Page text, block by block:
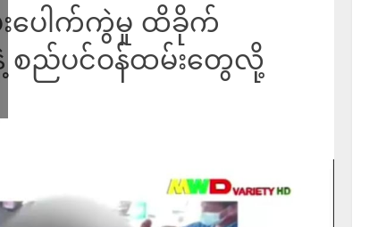
းပေါက်ကွဲမှု ထိခိုက်
ည်ပင်ဝန်ထမ်းတွေလို့